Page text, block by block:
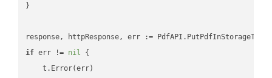
}
if err != nil {
    t.Error(err)